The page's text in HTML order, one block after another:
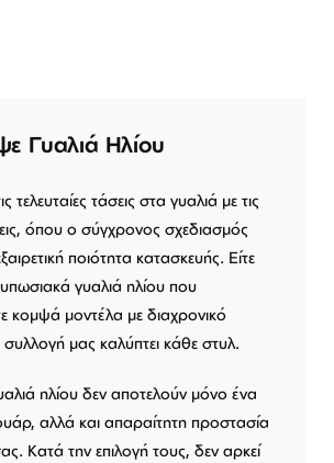
Γυαλιά Ηλίου
τελευταίες τάσεις στα γυαλιά με τις
όπου ο σύγχρονος σχεδιασμός
ποιότητα κατασκευής. Είτε
γυαλιά ηλίου που
κομψά μοντέλα με διαχρονικό
μας καλύπτει κάθε στυλ.
ηλίου δεν αποτελούν μόνο ένα
αλλά και απαραίτητη προστασία
Κατά την επιλογή τους, δεν αρκεί